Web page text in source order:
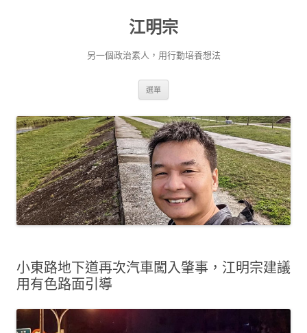
江明宗
另一個政治素人，用行動培養想法
選單
小東路地下道再次汽車闖入肇事，江明宗建議
用有色路面引導